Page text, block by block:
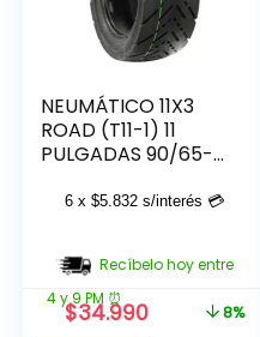
NEUMÁTICO 11X3
ROAD (T11-1) 11
PULGADAS 90/65-
4PR TUBELEES CST
6 x$5.832 s/interés 💳
Recíbelo hoy entre
4 y 9 PM ⏰
El
$34.990El
8%